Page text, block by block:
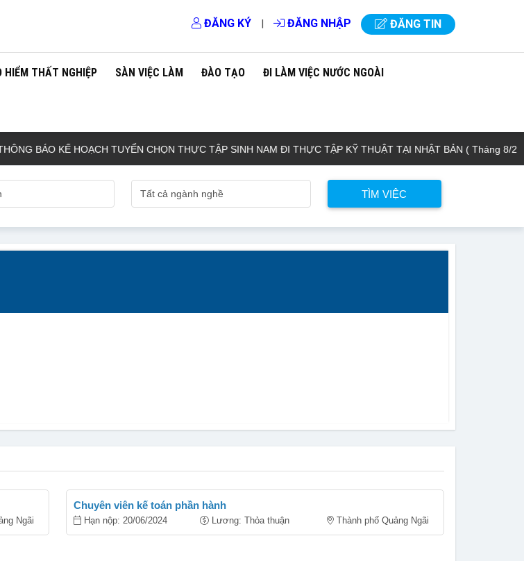
ĐĂNG KÝ | ĐĂNG NHẬP ĐĂNG TIN
HIỂM THẤT NGHIỆP SÀN VIỆC LÀM ĐÀO TẠO ĐI LÀM VIỆC NƯỚC NGOÀI
BÁO KẾ HOẠCH TUYỂN CHỌN THỰC TẬP SINH NAM ĐI THỰC TẬP KỸ THUẬT TẠI NHẬT BẢN ( Tháng 8/2026
Ngãi
Chuyên viên kế toán phần hành
Hạn nộp: 20/06/2024 Lương: Thỏa thuận Thành phố Quảng Ngãi